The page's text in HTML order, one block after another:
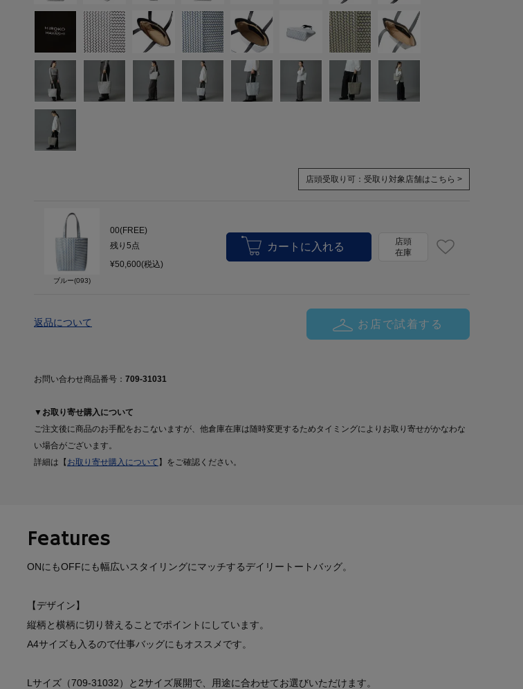
店頭受取り可： 受取り対象店舗はこちら >
ブルー(093)
00(FREE)
残り 5点
¥50,600(税込)
店頭
在庫
お店で試着する
返品について
お問い合わせ商品番号： 709-31031
▼お取り寄せ購入について
ご注文後に商品のお手配をおこないますが、他倉庫在庫は随時変更するためタイミングによりお取り寄せがかなわな
い場合がございます。
詳細は【 お取り寄せ購入について 】をご確認ください。
Features
ONにもOFFにも幅広いスタイリングにマッチするデイリートートバッグ。
【デザイン】
縦柄と横柄に切り替えることでポイントにしています。
A4サイズも入るので仕事バッグにもオススメです。
Lサイズ（709-31032）と2サイズ展開で、用途に合わせてお選びいただけます。